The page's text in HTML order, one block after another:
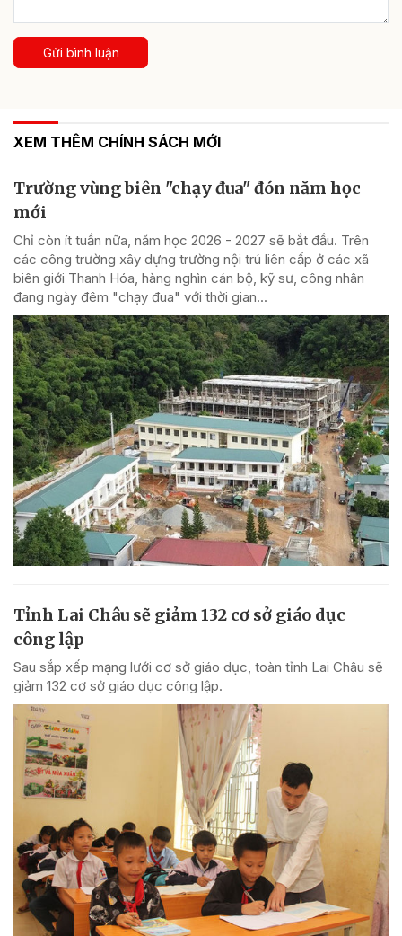
Gửi bình luận
XEM THÊM CHÍNH SÁCH MỚI
Trường vùng biên "chạy đua" đón năm học
mới
Chỉ còn ít tuần nữa, năm học 2026 - 2027 sẽ bắt đầu. Trên
các công trường xây dựng trường nội trú liên cấp ở các xã
biên giới Thanh Hóa, hàng nghìn cán bộ, kỹ sư, công nhân
đang ngày đêm "chạy đua" với thời gian...
Tỉnh Lai Châu sẽ giảm 132 cơ sở giáo dục
công lập
Sau sắp xếp mạng lưới cơ sở giáo dục, toàn tỉnh Lai Châu sẽ
giảm 132 cơ sở giáo dục công lập.